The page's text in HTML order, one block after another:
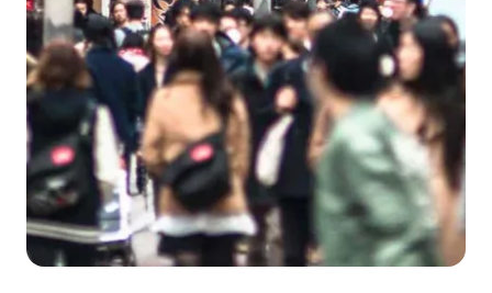
Encuentra una oficina
Sobre nosotros
Quiénes somos
Trabajos
Únete al equipo